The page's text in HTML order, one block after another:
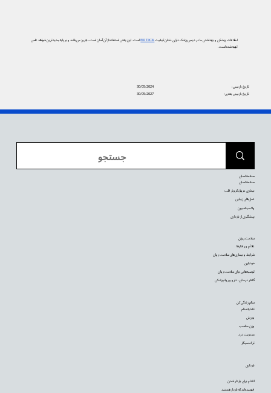
اطلاعات پزشکی و بهداشتی ما در دیجی‌پزشک دارای نشان کیفیتPIF TICKاست. این یعنی استفاده از آن آسان است، به‌روز می‌باشد و بر پایه جدیدترین شواهد علمی
تهیه شده است.
30/05/2024
تاریخ بازبینی:
30/05/2027
تاریخ بازبینی بعدی:
بارداری
اقدام برای باردار شدن
فهمیده‌اید که باردار هستید
سالم زندگی کن
تغذیه سالم
ورزش
وزن مناسب
مدیریت درد
ترک سیگار
سلامت روان
علائم و رفتارها
شرایط و بیماری‌های سلامت روان
خودیاری
توصیه‌‌هایی برای سلامت روان
گفتار درمانی، دارو و روانپزشکی
صفحه اصلی
صفحه اصلی
بیماری عروق کرونر قلب
عمل‌های زیبایی
واکسیناسیون
پیشگیری از بارداری